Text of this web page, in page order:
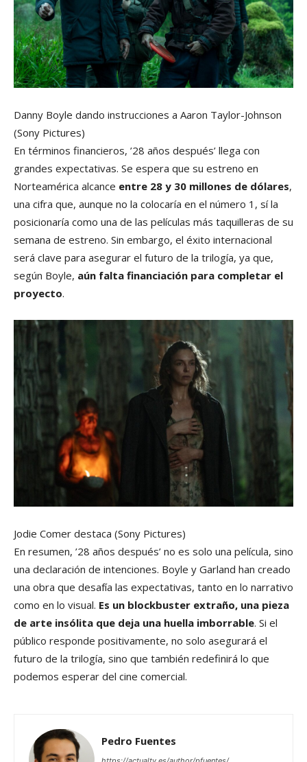
Danny Boyle dando instrucciones a Aaron Taylor-Johnson
(Sony Pictures)
En términos financieros, ’28 años después’ llega con
grandes expectativas. Se espera que su estreno en
Norteamérica alcance entre 28 y 30 millones de dólares,
una cifra que, aunque no la colocaría en el número 1, sí la
posicionaría como una de las películas más taquilleras de su
semana de estreno. Sin embargo, el éxito internacional
será clave para asegurar el futuro de la trilogía, ya que,
según Boyle, aún falta financiación para completar el
proyecto.
Jodie Comer destaca (Sony Pictures)
En resumen, ’28 años después’ no es solo una película, sino
una declaración de intenciones. Boyle y Garland han creado
una obra que desafía las expectativas, tanto en lo narrativo
como en lo visual. Es un blockbuster extraño, una pieza
de arte insólita que deja una huella imborrable. Si el
público responde positivamente, no solo asegurará el
futuro de la trilogía, sino que también redefinirá lo que
podemos esperar del cine comercial.
Pedro Fuentes